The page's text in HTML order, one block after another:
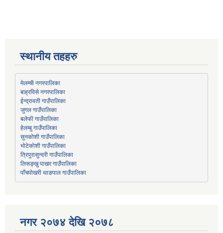
स्थानीय तहहरु
मेलम्ची नगरपालिका
बाह्रविसे नगरपालिका
ईन्द्रावती गाउँपालिका
जुगल गाउँपालिका
बलेफी गाउँपालिका
हेलम्बु गाउँपालिका
सुनकोशी गाउँपालिका
भोटेकोशी गाउँपालिका
त्रिपुरासुन्दरी गाउँपालिका
लिसङ्खु पाखर गाउँपालिका
पाँचपोखरी थाङपाल गाउँपालिका
नगर २०७४ देखि २०७८